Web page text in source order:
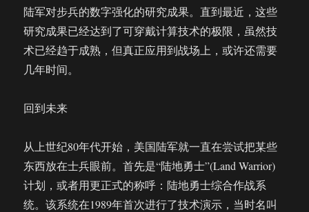
陆军对步兵的数字强化的研究成果。直到最近，这些
研究成果已经达到了可穿戴计算技术的极限，虽然技
术已经趋于成熟，但真正应用到战场上，或许还需要
几年时间。
回到未来
从上世纪80年代开始，美国陆军就一直在尝试把某些
东西放在士兵眼前。首先是“陆地勇士”(Land Warrior)
计划，或者用更正式的称呼：陆地勇士综合作战系
统。该系统在1989年首次进行了技术演示，当时名叫